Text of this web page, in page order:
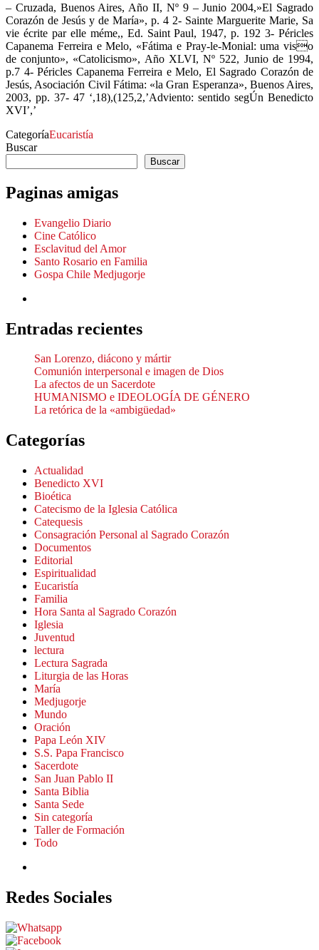
– Cruzada, Buenos Aires, Año II, Nº 9 – Junio 2004,»El Sagrado
Corazón de Jesús y de Marí­a», p. 4 2- Sainte Marguerite Marie, Sa
vie écrite par elle méme,, Ed. Saint Paul, 1947, p. 192 3- Péricles
Capanema Ferreira e Melo, «Fátima e Pray-le-Monial: uma viso
de conjunto», «Catolicismo», Año XLVI, Nº 522, Junio de 1994,
p.7 4- Péricles Capanema Ferreira e Melo, El Sagrado Corazón de
Jesús, Asociación Civil Fátima: «la Gran Esperanza», Buenos Aires,
2003, pp. 37- 47 ‘,18),(125,2,’Adviento: sentido segÚn Benedicto
XVI’,’
CategoríaEucaristía
Buscar
Buscar
Paginas amigas
Evangelio Diario
Cine Católico
Esclavitud del Amor
Santo Rosario en Familia
Gospa Chile Medjugorje
Entradas recientes
San Lorenzo, diácono y mártir
Comunión interpersonal e imagen de Dios
La afectos de un Sacerdote
HUMANISMO e IDEOLOGÍA DE GÉNERO
La retórica de la «ambigüedad»
Categorías
Actualidad
Benedicto XVI
Bioética
Catecismo de la Iglesia Católica
Catequesis
Consagración Personal al Sagrado Corazón
Documentos
Editorial
Espiritualidad
Eucaristía
Familia
Hora Santa al Sagrado Corazón
Iglesia
Juventud
lectura
Lectura Sagrada
Liturgia de las Horas
María
Medjugorje
Mundo
Oración
Papa León XIV
S.S. Papa Francisco
Sacerdote
San Juan Pablo II
Santa Biblia
Santa Sede
Sin categoría
Taller de Formación
Todo
Redes Sociales